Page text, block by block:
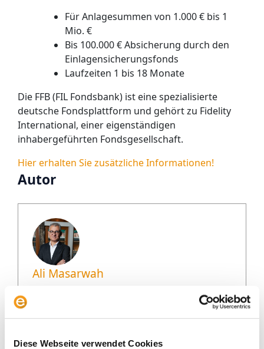
Diese Webseite verwendet Cookies
Für Anlagesummen von 1.000 € bis 1
Mio. €
Bis 100.000 € Absicherung durch den
Einlagensicherungsfonds
Laufzeiten 1 bis 18 Monate
Die FFB (FIL Fondsbank) ist eine spezialisierte
deutsche Fondsplattform und gehört zu Fidelity
International, einer eigenständigen
inhabergeführten Fondsgesellschaft.
Hier erhalten Sie zusätzliche Informationen!
Autor
Ali Masarwah
beschäftigt sich seit über 20 Jahren mit
Fonds und ETFs, zuletzt als Analyst beim